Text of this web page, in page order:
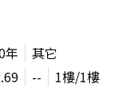
年
其它
-- 1樓/1樓